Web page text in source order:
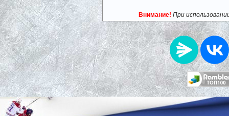
Внимание! При